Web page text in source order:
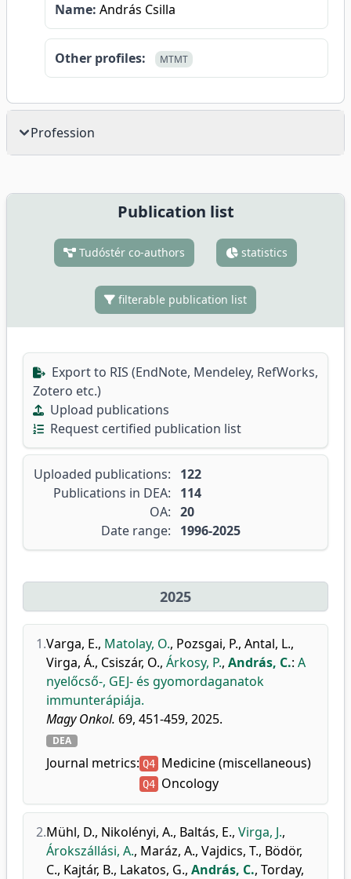
Name: András Csilla
Other profiles: MTMT
Profession
Publication list
Tudóstér co-authors statistics
filterable publication list
Export to RIS (EndNote, Mendeley, RefWorks,
Zotero etc.)
Upload publications
Request certified publication list
Uploaded publications:
122
Publications in DEA:
114
OA: 20
Date range:
1996-2025
2025
1.Varga, E., Matolay, O., Pozsgai, P., Antal, L.,
Virga, Á., Csiszár, O., Árkosy, P., András, C.: A
nyelőcső-, GEJ- és gyomordaganatok
immunterápiája.
Magy Onkol. 69, 451-459, 2025.
DEA
Journal metrics: Q4 Medicine (miscellaneous)
Q4 Oncology
2.Mühl, D., Nikolényi, A., Baltás, E., Virga, J.,
Árokszállási, A., Maráz, A., Vajdics, T., Bödör,
C., Kajtár, B., Lakatos, G., András, C., Torday,